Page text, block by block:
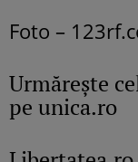
Foto –
Urmăreşte
pe unica.ro